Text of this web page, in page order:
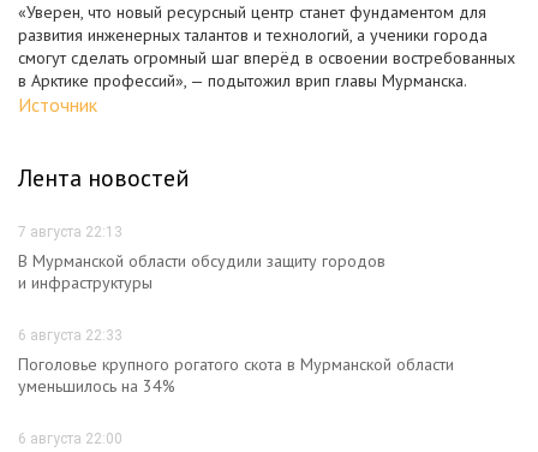
«Уверен, что новый ресурсный центр станет фундаментом для
развития инженерных талантов и технологий, а ученики города
смогут сделать огромный шаг вперёд в освоении востребованных
в Арктике профессий», — подытожил врип главы Мурманска.
Источник
Лента новостей
7 августа 22:13
В Мурманской области обсудили защиту городов
и инфраструктуры
6 августа 22:33
Поголовье крупного рогатого скота в Мурманской области
уменьшилось на 34%
6 августа 22:00